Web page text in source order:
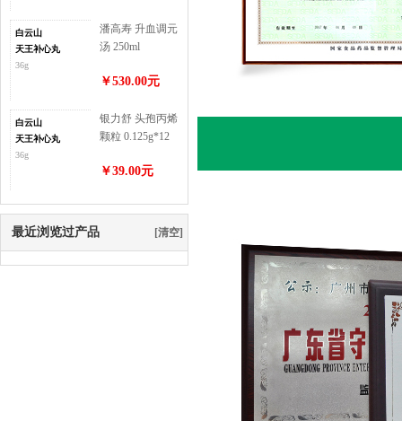
白云山
天王补心丸
36g
潘高寿 升血调元
汤 250ml
￥530.00元
白云山
天王补心丸
36g
银力舒 头孢丙烯
颗粒 0.125g*12
￥39.00元
最近浏览过产品 [清空]